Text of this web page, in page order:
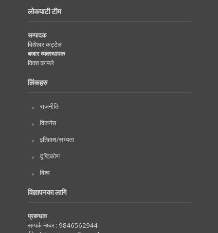
लोकपाटी टीम
सम्पादक
विशेश्वर कट्टेल
बजार व्यवस्थापक
विवश काफ्ले
लिंकहरु
राजनीति
विजनेस
इतिहास/सभ्यता
दृष्टिकोण
विश्व
विज्ञापनका लागि
प्रबन्धक
सम्पर्क नम्वर : 9846562944